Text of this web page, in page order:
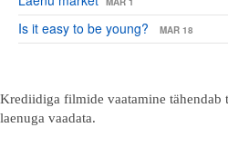
Is it easy to be young? MAR 18
Krediidiga filmide vaatamine tähendab
laenuga vaadata.